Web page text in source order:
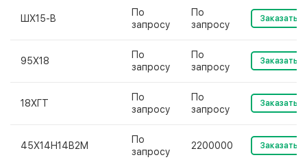
ШХ15-В
По
запросу
По
запросу
Заказать
95Х18
По
запросу
По
запросу
Заказать
18ХГТ
По
запросу
По
запросу
Заказать
45Х14Н14В2М
По
запросу
2200000 Заказать